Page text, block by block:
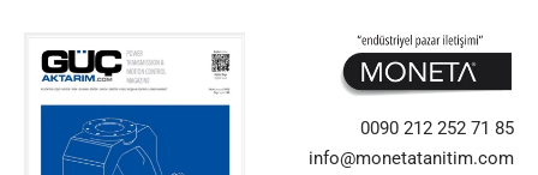
0090 212 252 71 85
info@monetatanitim.com